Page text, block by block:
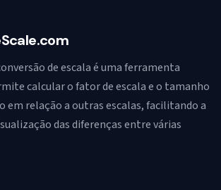
de escala é uma ferramenta
calcular o fator de escala e o tamanho
em relação a outras escalas, facilitando a
das diferenças entre várias